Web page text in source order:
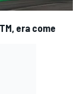
era come